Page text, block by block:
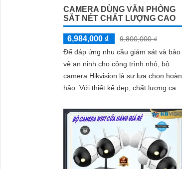
CAMERA DÙNG VĂN PHÒNG
SẮT NÉT CHẤT LƯỢNG CAO
6,984,000 ₫
9,800,000 ₫
Để đáp ứng nhu cầu giám sát và bảo
vệ an ninh cho công trình nhỏ, bộ
camera Hikvision là sự lựa chọn hoàn
hảo. Với thiết kế đẹp, chất lượng cao
an tâm cho người sử dụng